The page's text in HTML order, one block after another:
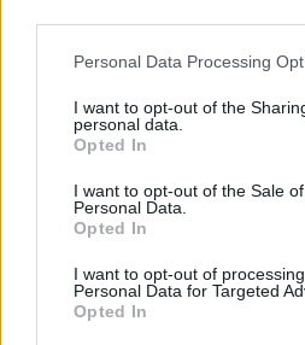
Personal Data Processing
I want to opt-out of the
personal data.
Opted In
I want to opt-out of the Sale
Personal Data.
Opted In
I want to opt-out of
Personal Data for Targeted
Opted In
Zelenski către agresorul
nevoit să luptați mult mai
dvs. – nu cea a Rusiei, ci a
VIDEO. Contraatac
”cuib de spioni” de pe
Kosilin – persona non grata